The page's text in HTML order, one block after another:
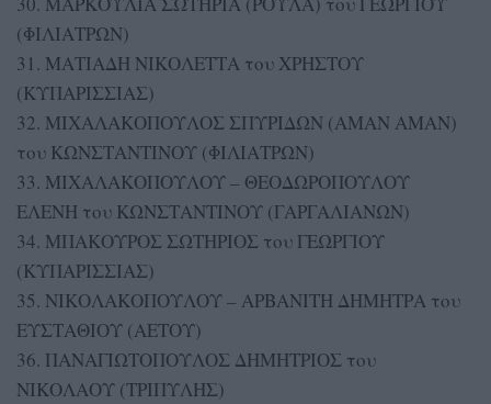
(ΦΙΛΙΑΤΡΩΝ)
31. ΜΑΤΙΑΔΗ ΝΙΚΟΛΕΤΤΑ του ΧΡΗΣΤΟΥ
(ΚΥΠΑΡΙΣΣΙΑΣ)
32. ΜΙΧΑΛΑΚΟΠΟΥΛΟΣ ΣΠΥΡΙΔΩΝ (ΑΜΑΝ ΑΜΑΝ)
του ΚΩΝΣΤΑΝΤΙΝΟΥ (ΦΙΛΙΑΤΡΩΝ)
33. ΜΙΧΑΛΑΚΟΠΟΥΛΟΥ – ΘΕΟΔΩΡΟΠΟΥΛΟΥ
ΕΛΕΝΗ του ΚΩΝΣΤΑΝΤΙΝΟΥ (ΓΑΡΓΑΛΙΑΝΩΝ)
34. ΜΠΑΚΟΥΡΟΣ ΣΩΤΗΡΙΟΣ του ΓΕΩΡΓΙΟΥ
(ΚΥΠΑΡΙΣΣΙΑΣ)
35. ΝΙΚΟΛΑΚΟΠΟΥΛΟΥ – ΑΡΒΑΝΙΤΗ ΔΗΜΗΤΡΑ του
ΕΥΣΤΑΘΙΟΥ (ΑΕΤΟΥ)
36. ΠΑΝΑΓΙΩΤΟΠΟΥΛΟΣ ΔΗΜΗΤΡΙΟΣ του
ΝΙΚΟΛΑΟΥ (ΤΡΙΠΥΛΗΣ)